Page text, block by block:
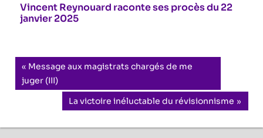
Vincent Reynouard raconte ses procès du 22
janvier 2025
Navigation
de
l’article
Previous
Post:
Message aux magistrats chargés de me
juger (III)
Next
La victoire inéluctable du révisionnisme